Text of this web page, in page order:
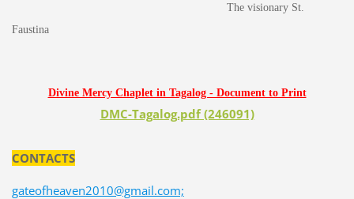
The visionary St.
Faustina
Divine Mercy Chaplet in Tagalog - Document to Print
DMC-Tagalog.pdf (246091)
CONTACTS
gateofheaven2010@gmail.com;